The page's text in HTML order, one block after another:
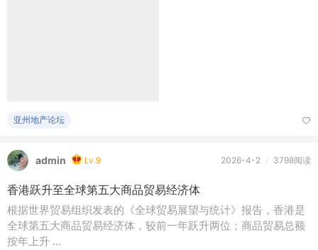
亚州地产论坛
admin Lv.9 2026-4-2 / 3798阅读
香港跃升至全球第五大商品贸易经济体
根据世界贸易组织发表的《全球贸易展望与统计》报告，香港是
全球第五大商品贸易经济体，较前一年跃升两位；商品贸易总额
按年上升 ...